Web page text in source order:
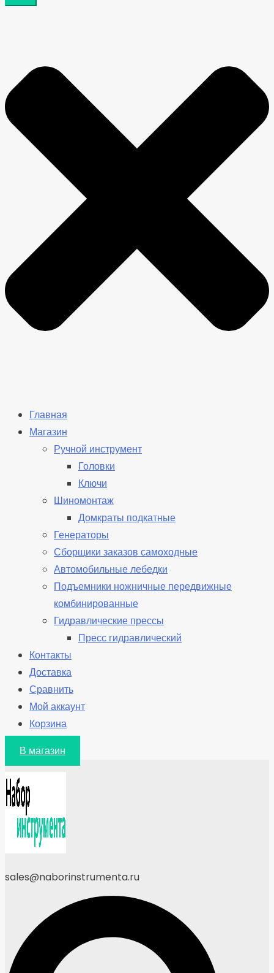
Главная
Магазин
Ручной инструмент
Головки
Ключи
Шиномонтаж
Домкраты подкатные
Генераторы
Сборщики заказов самоходные
Автомобильные лебедки
Подъемники ножничные передвижные
комбинированные
Гидравлические прессы
Пресс гидравлический
Контакты
Доставка
Сравнить
Мой аккаунт
Корзина
В магазин
sales@naborinstrumenta.ru